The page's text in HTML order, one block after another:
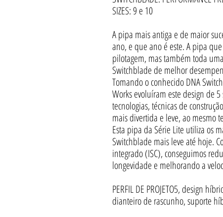
SIZES: 9 e 10
A pipa mais antiga e de maior
ano, e que ano é este. A pipa
pilotagem, mas também toda
Switchblade de melhor
Tomando o conhecido DNA
Works evoluíram este design de
tecnologias, técnicas de
mais divertida e leve, ao mesmo
Esta pipa da Série Lite utiliza os
Switchblade mais leve até hoje.
integrado (ISC), conseguimos
longevidade e melhorando a
PERFIL DE PROJETO5, design
dianteiro de rascunho, suporte